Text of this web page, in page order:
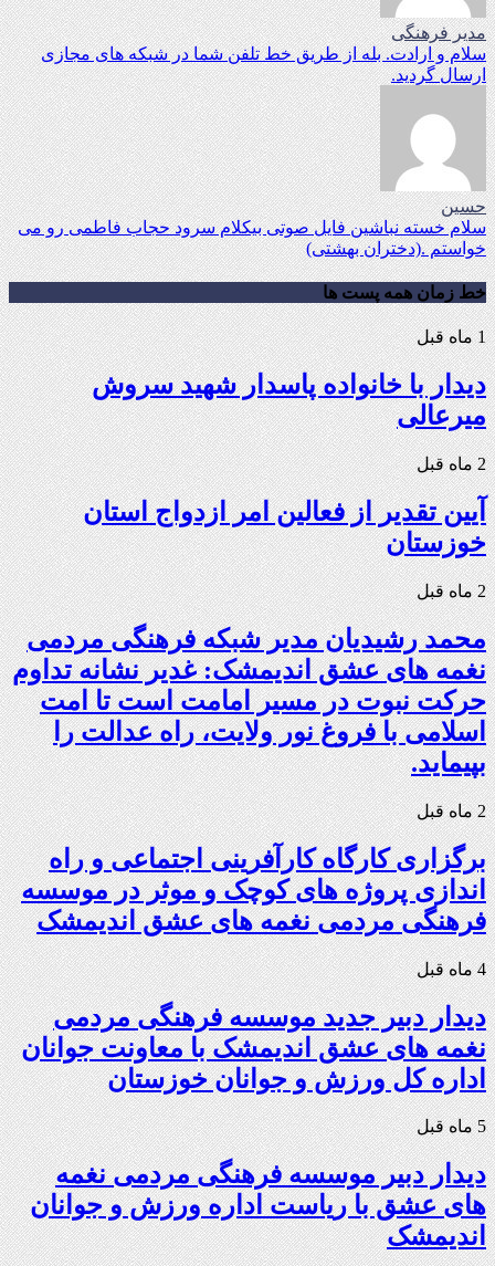
مدیر فرهنگی
سلام و ارادت. بله از طریق خط تلفن شما در شبکه های مجازی
ارسال گردید.
حسین
سلام خسته نباشین فایل صوتی بیکلام سرود حجاب فاطمی رو می
خواستم .(دختران بهشتی)
خط زمان همه پست ها
1 ماه قبل
دیدار با خانواده پاسدار شهید سروش
میرعالی
2 ماه قبل
آیین تقدیر از فعالین امر ازدواج استان
خوزستان
2 ماه قبل
محمد رشیدیان مدیر شبکه فرهنگی مردمی
نغمه های عشق اندیمشک: غدیر نشانه تداوم
حرکت نبوت در مسیر امامت است تا امت
اسلامی با فروغ نور ولایت، راه عدالت را
بپیماید.
2 ماه قبل
برگزاری کارگاه کارآفرینی اجتماعی و راه
اندازی پروژه های کوچک و موثر در موسسه
فرهنگی مردمی نغمه های عشق اندیمشک
4 ماه قبل
دیدار دبیر جدید موسسه فرهنگی مردمی
نغمه های عشق اندیمشک با معاونت جوانان
اداره کل ورزش و جوانان خوزستان
5 ماه قبل
دیدار دبیر موسسه فرهنگی مردمی نغمه
های عشق با ریاست اداره ورزش و جوانان
اندیمشک